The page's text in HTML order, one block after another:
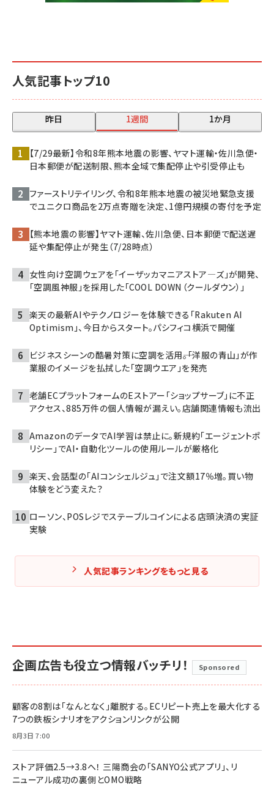
人気記事トップ10
昨日 1週間 1か月
【7/29最新】令和8年熊本地震の影響、ヤマト運輸・佐川急便・
日本郵便が配送制限、熊本全域で集配停止や引受停止も
ファーストリテイリング、令和8年熊本地震の被災地緊急支援
でユニクロ商品を2万点寄贈を決定、1億円規模の寄付を予定
【熊本地震の影響】ヤマト運輸、佐川急便、日本郵便で配送遅
延や集配停止が発生（7/28時点）
女性向け空調ウェアを「イーザッカマニアストア―ズ」が開発、
「空調風神服」を採用した「COOL DOWN（クールダウン）」
楽天の最新AIやテクノロジーを体験できる「Rakuten AI
Optimism」、今日からスタート。パシフィコ横浜で開催
ビジネスシーンの酷暑対策に空調を活用――。「洋服の青山」が作
業服のイメージを払拭した「空調ウエア」を発売
老舗ECプラットフォームのEストアー「ショップサーブ」に不正
アクセス、885万件の個人情報が漏えい。店舗関連情報も流出
AmazonのデータでAI学習は禁止に。新規約「エージェントポ
リシー」でAI・自動化ツールの使用ルールが厳格化
楽天、会話型の「AIコンシェルジュ」で注文額17％増。買い物
体験をどう変えた？
ローソン、POSレジでステーブルコインによる店頭決済の実証
実験
人気記事ランキングをもっと見る
企画広告も役立つ情報バッチリ！ Sponsored
顧客の8割は「なんとなく」離脱する。ECリピート売上を最大化する
7つの鉄板シナリオをアクションリンクが公開
8月3日 7:00
ストア評価2.5→3.8へ！ 三陽商会の「SANYO公式アプリ」、リ
ニューアル成功の裏側とOMO戦略